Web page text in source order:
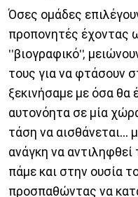
Όσες ομάδες
προπονητές έχοντας
''βιογραφικό'',
τους για να φτάσουν
ξεκινήσαμε με όσα
αυτονόητα σε μία
τάση να αισθάνεται...
ανάγκη να
πάμε και στην ουσία
προσπαθώντας να